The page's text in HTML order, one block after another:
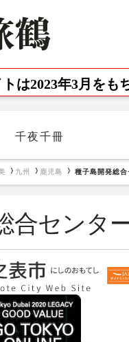
は2023年3月をも
千夜千冊
九州 鹿児島 種子島開発総
合センタ